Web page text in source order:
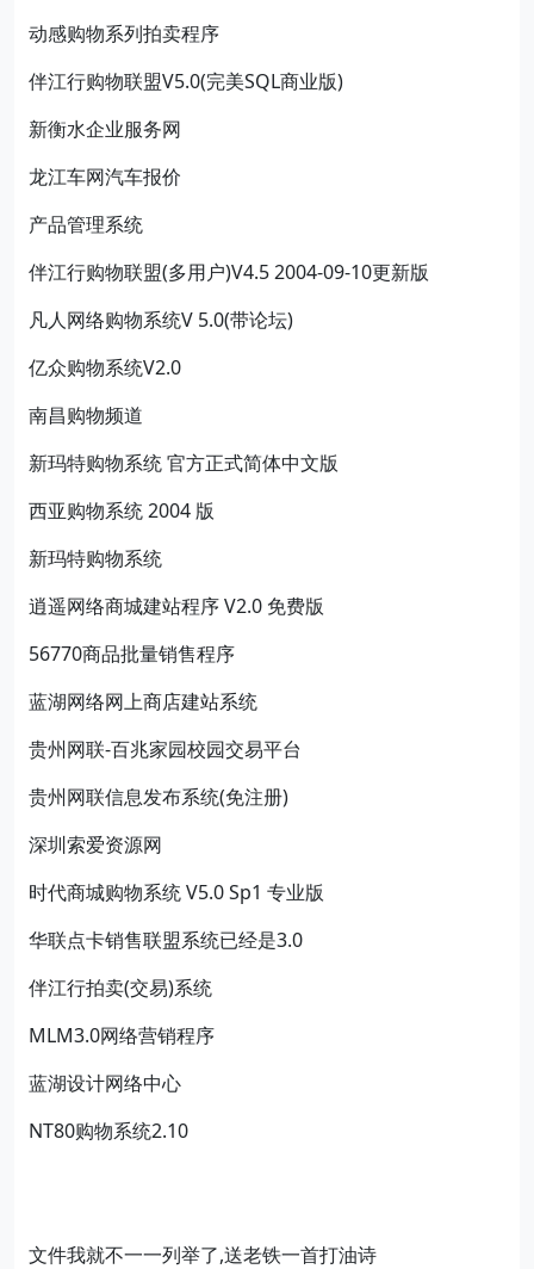
动感购物系列拍卖程序
伴江行购物联盟V5.0(完美SQL商业版)
新衡水企业服务网
龙江车网汽车报价
产品管理系统
伴江行购物联盟(多用户)V4.5 2004-09-10更新版
凡人网络购物系统V 5.0(带论坛)
亿众购物系统V2.0
南昌购物频道
新玛特购物系统 官方正式简体中文版
西亚购物系统 2004 版
新玛特购物系统
逍遥网络商城建站程序 V2.0 免费版
56770商品批量销售程序
蓝湖网络网上商店建站系统
贵州网联-百兆家园校园交易平台
贵州网联信息发布系统(免注册)
深圳索爱资源网
时代商城购物系统 V5.0 Sp1 专业版
华联点卡销售联盟系统已经是3.0
伴江行拍卖(交易)系统
MLM3.0网络营销程序
蓝湖设计网络中心
NT80购物系统2.10
文件我就不一一列举了,送老铁一首打油诗